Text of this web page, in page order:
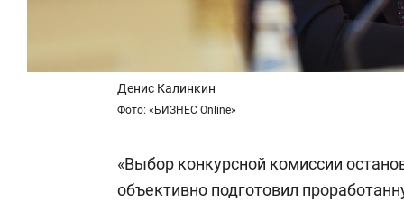
Денис Калинкин
Фото: «БИЗНЕС Online»
«Выбор конкурсной комиссии
объективно подготовил